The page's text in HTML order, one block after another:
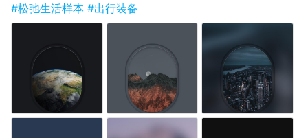
#松弛生活样本 #出行装备